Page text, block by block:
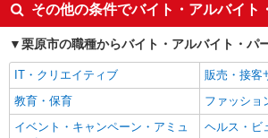
ボーナス・賞与あり
車通勤OK
交通費支給
社会保険あり
産休・育休取得実績あり
その他の条件でバイト・アルバイト
栗原市の職種からバイト・アルバイト・パ
IT・クリエイティブ
販売・接客
教育・保育
ファッショ
イベント・キャンペーン・アミュ
ヘルス・ビ